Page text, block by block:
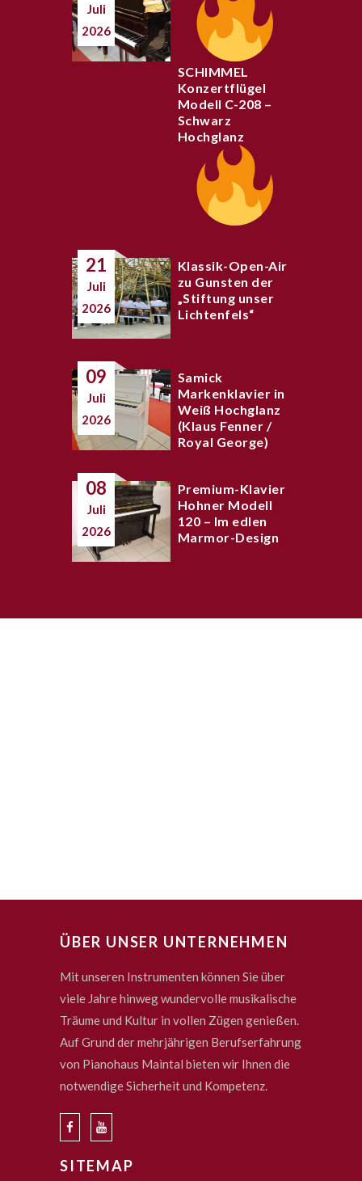
Juli
2026
SCHIMMEL
Konzertflügel
Modell C-208 –
Schwarz
Hochglanz
21
Juli
2026
Klassik-Open-Air
zu Gunsten der
„Stiftung unser
Lichtenfels“
09
Juli
2026
Samick
Markenklavier in
Weiß Hochglanz
(Klaus Fenner /
Royal George)
08
Juli
2026
Premium-Klavier
Hohner Modell
120 – Im edlen
Marmor-Design
ÜBER UNSER UNTERNEHMEN
Mit unseren Instrumenten können Sie über
viele Jahre hinweg wundervolle musikalische
Träume und Kultur in vollen Zügen genießen.
Auf Grund der mehrjährigen Berufserfahrung
von Pianohaus Maintal bieten wir Ihnen die
notwendige Sicherheit und Kompetenz.
SITEMAP